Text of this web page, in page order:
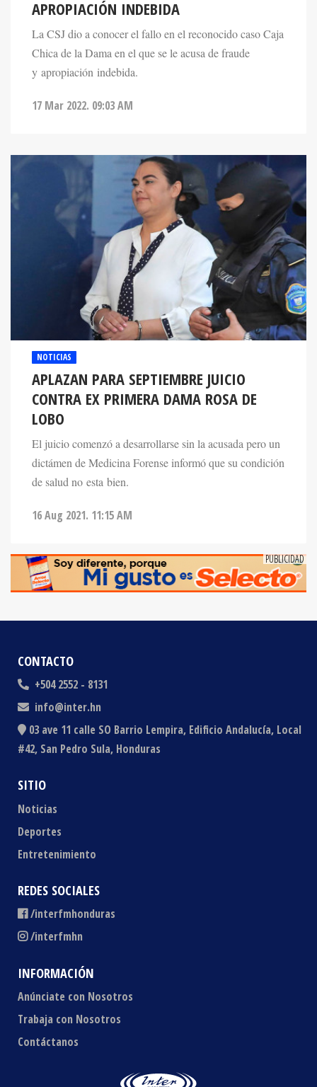
La CSJ dio a conocer el fallo en el reconocido caso Caja
Chica de la Dama en el que se le acusa de fraude
y apropiación indebida.
APLAZAN PARA SEPTIEMBRE JUICIO
CONTRA EX PRIMERA DAMA ROSA DE
LOBO
El juicio comenzó a desarrollarse sin la acusada pero un
dictámen de Medicina Forense informó que su condición
de salud no esta bien.
CONTACTO
+504 2552 - 8131
info@inter.hn
03 ave 11 calle SO Barrio Lempira, Edificio Andalucía, Local
#42, San Pedro Sula, Honduras
SITIO
Noticias
Deportes
Entretenimiento
REDES SOCIALES
/interfmhonduras
/interfmhn
INFORMACIÓN
Anúnciate con Nosotros
Trabaja con Nosotros
Contáctanos